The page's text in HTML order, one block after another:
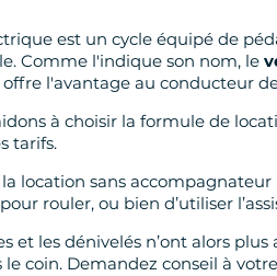
est un cycle équipé de
Comme l'indique son nom, le
offre l'avantage au conducteur
à choisir la formule de
tarifs.
location sans
rouler, ou bien d’utiliser
et les dénivelés n’ont alors
le coin. Demandez conseil à